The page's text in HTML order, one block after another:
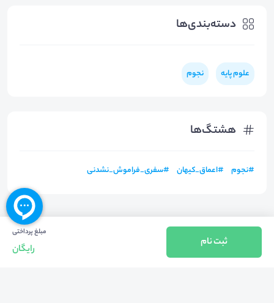
دسته‌بندی‌ها
علوم پایه نجوم
هشتگ‌ها
#نجوم #اعماق_کیهان #سفری_فراموش_نشدنی
مبلغ پرداختی
رایگان
ثبت نام